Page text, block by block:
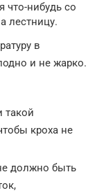
что-нибудь со
лестницу.
в
и не жарко.
такой
кроха не
должно быть